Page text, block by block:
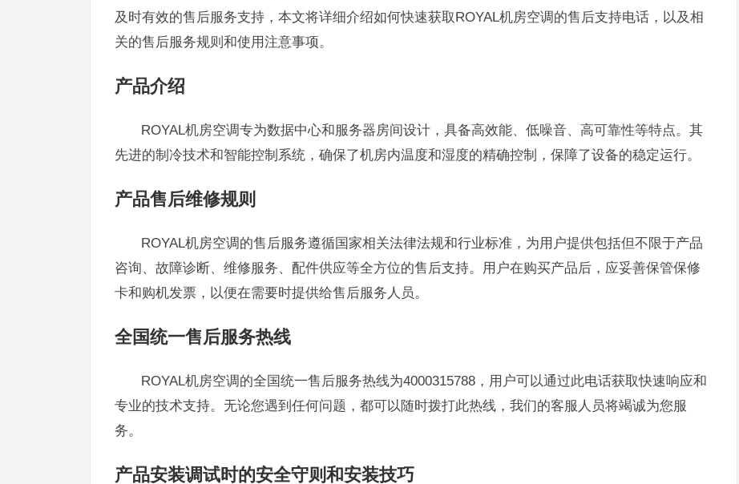
及时有效的售后服务支持，本文将详细介绍如何快速获取ROYAL机房空调的售后支持电话，以及相
关的售后服务规则和使用注意事项。
产品介绍
ROYAL机房空调专为数据中心和服务器房间设计，具备高效能、低噪音、高可靠性等特点。其
先进的制冷技术和智能控制系统，确保了机房内温度和湿度的精确控制，保障了设备的稳定运行。
产品售后维修规则
ROYAL机房空调的售后服务遵循国家相关法律法规和行业标准，为用户提供包括但不限于产品
咨询、故障诊断、维修服务、配件供应等全方位的售后支持。用户在购买产品后，应妥善保管保修
卡和购机发票，以便在需要时提供给售后服务人员。
全国统一售后服务热线
ROYAL机房空调的全国统一售后服务热线为4000315788，用户可以通过此电话获取快速响应和
专业的技术支持。无论您遇到任何问题，都可以随时拨打此热线，我们的客服人员将竭诚为您服
务。
产品安装调试时的安全守则和安装技巧